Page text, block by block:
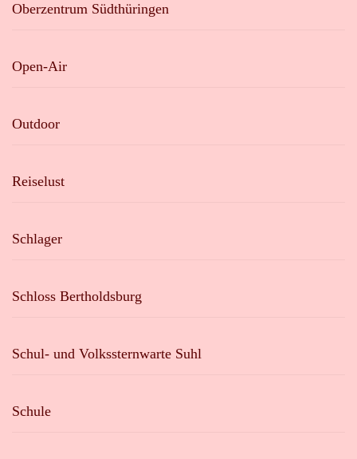
Oberzentrum Südthüringen
Open-Air
Outdoor
Reiselust
Schlager
Schloss Bertholdsburg
Schul- und Volkssternwarte Suhl
Schule